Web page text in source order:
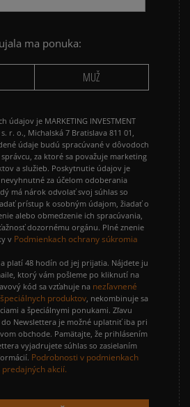
ma ponuka:
MUŽ
údajov je MARKETING INVESTMENT
s. r. o., Michalská 7 Bratislava 811 01,
údaje budú spracúvané v dôvodoch
za ktoré sa považuje marketing
a služieb. Poskytnutie údajov je
za účelom odoberania
má nárok odvolať svoj súhlas so
prístup k osobným údajom, žiadať o
alebo obmedzenie ich spracúvania,
dozornému orgánu. Plné znenie
v Podmienkach ochrany súkromia
platí 48 hodín od jej prijatia. Nájdete ju
ktorý vám pošleme po kliknutí na
kód sa vzťahuje na nezľavnené
špeciálnych produktov, nekombinuje sa
a špeciálnymi ponukami. Zľavu
Newslettera je možné uplatniť iba pri
obchode. Pamätajte, že prihlásením
vyjadrujete súhlas so zasielaním
Podrobnosti v podmienkach
predajných akcií.